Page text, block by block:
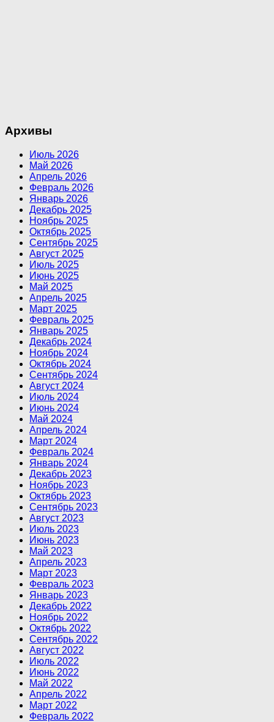
Архивы
Июль 2026
Май 2026
Апрель 2026
Февраль 2026
Январь 2026
Декабрь 2025
Ноябрь 2025
Октябрь 2025
Сентябрь 2025
Август 2025
Июль 2025
Июнь 2025
Май 2025
Апрель 2025
Март 2025
Февраль 2025
Январь 2025
Декабрь 2024
Ноябрь 2024
Октябрь 2024
Сентябрь 2024
Август 2024
Июль 2024
Июнь 2024
Май 2024
Апрель 2024
Март 2024
Февраль 2024
Январь 2024
Декабрь 2023
Ноябрь 2023
Октябрь 2023
Сентябрь 2023
Август 2023
Июль 2023
Июнь 2023
Май 2023
Апрель 2023
Март 2023
Февраль 2023
Январь 2023
Декабрь 2022
Ноябрь 2022
Октябрь 2022
Сентябрь 2022
Август 2022
Июль 2022
Июнь 2022
Май 2022
Апрель 2022
Март 2022
Февраль 2022